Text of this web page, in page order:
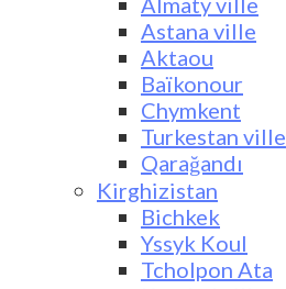
Astana ville
Aktaou
Baïkonour
Chymkent
Turkestan ville
Qarağandı
Kirghizistan
Bichkek
Yssyk Koul
Tcholpon Ata